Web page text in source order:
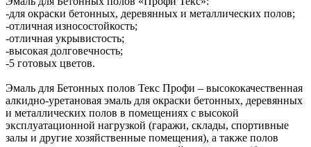
-для окраски бетонных, деревянных и металлических полов;
-отличная износостойкость;
-отличная укрывистость;
-высокая долговечность;
-5 готовых цветов.
Эмаль для Бетонных полов Текс Профи – высококачественная
алкидно-уретановая эмаль для окраски бетонных, деревянных
и металлических полов в помещениях с высокой
эксплуатационной нагрузкой (гаражи, склады, спортивные
залы и другие хозяйственные помещения), а также полов